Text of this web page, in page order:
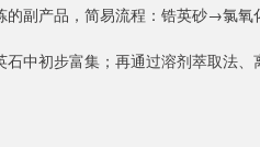
的副产品，简易流程：锆英砂→氯
石中初步富集；再通过溶剂萃取法